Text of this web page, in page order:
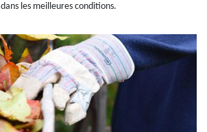
les meilleures conditions.